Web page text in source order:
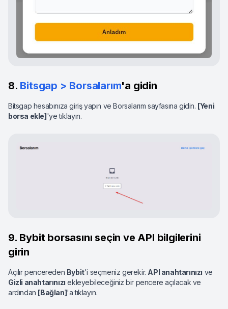
8. Bitsgap > Borsalarım'a gidin
Bitsgap hesabınıza giriş yapın ve Borsalarım sayfasına gidin. [Yeni
borsa ekle]'ye tıklayın.
9. Bybit borsasını seçin ve API bilgilerini
girin
Açılır pencereden Bybit'i seçmeniz gerekir. API anahtarınızı ve
Gizli anahtarınızı ekleyebileceğiniz bir pencere açılacak ve
ardından [Bağlan]'a tıklayın.